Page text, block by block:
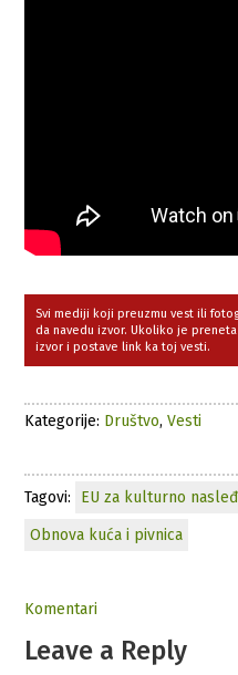
Svi mediji koji preuzmu vest ili
da navedu izvor. Ukoliko je
izvor i postave link ka toj vesti.
Kategorije: Društvo,Vesti
Tagovi: EU za kulturno
Obnova kuća i pivnica
Komentari
Leave a Reply